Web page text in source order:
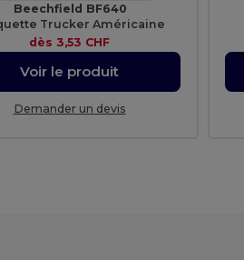
Beechfield BF640
Trucker Américaine
dès 3,53 CHF
Voir le produit
Demander un devis